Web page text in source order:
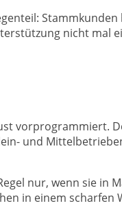
Stammkunden
nicht mal
vorprogrammiert.
und
nur, wenn sie in
in einem scharfen